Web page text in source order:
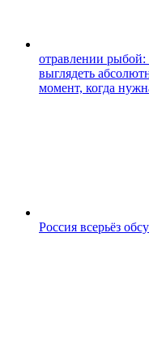
отравлении
выглядеть
момент, когда
Россия всерьёз